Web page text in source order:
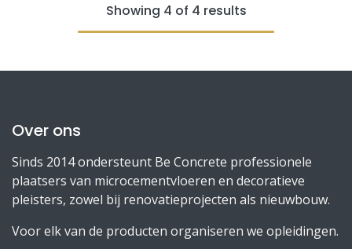
Showing 4 of 4 results
Over ons
Sinds 2014 ondersteunt Be Concrete professionele
plaatsers van microcementvloeren en decoratieve
pleisters, zowel bij renovatieprojecten als nieuwbouw.
Voor elk van de producten organiseren we opleidingen.